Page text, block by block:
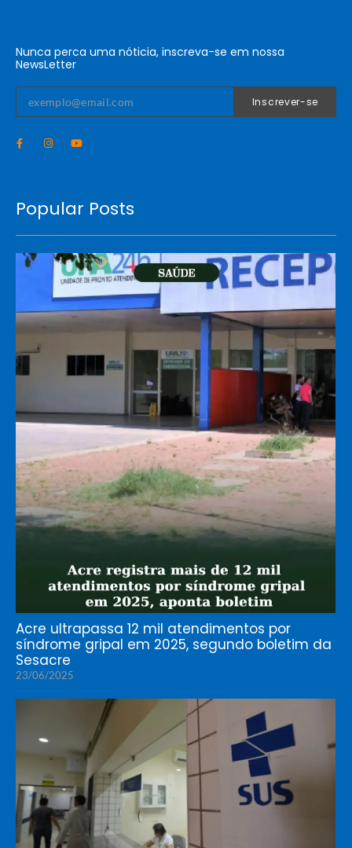
Nunca perca uma nóticia, inscreva-se em nossa
NewsLetter
Inscrever-se
Popular Posts
Acre ultrapassa 12 mil atendimentos por
síndrome gripal em 2025, segundo boletim da
Sesacre
23/06/2025